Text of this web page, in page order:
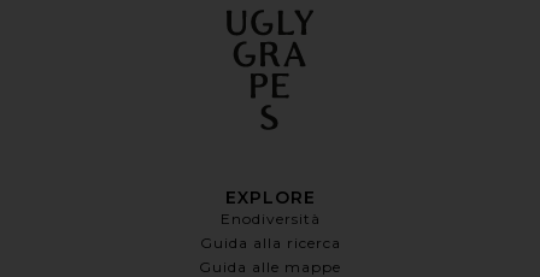
EXPLORE
Enodiversità
Guida alla ricerca
Guida alle mappe